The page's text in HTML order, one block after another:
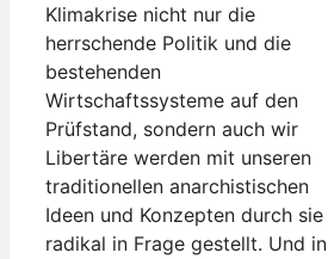
Klimakrise nicht nur die
herrschende Politik und die
bestehenden
Wirtschaftssysteme auf den
Prüfstand, sondern auch wir
Libertäre werden mit unseren
traditionellen anarchistischen
Ideen und Konzepten durch sie
radikal in Frage gestellt. Und in